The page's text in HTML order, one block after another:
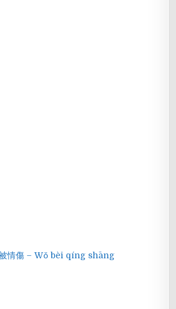
情傷 – Wǒ bèi qíng shāng